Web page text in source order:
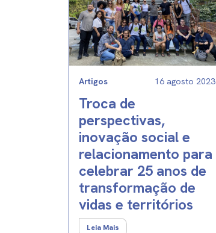
Artigos 16 agosto 2023
Troca de
perspectivas,
inovação social e
relacionamento para
celebrar 25 anos de
transformação de
vidas e territórios
Leia Mais